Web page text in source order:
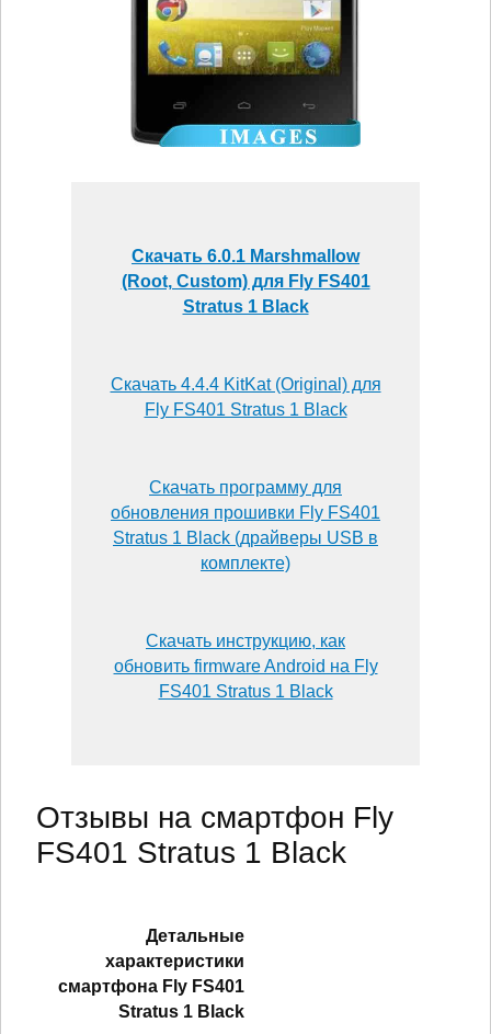
Скачать 6.0.1 Marshmallow
(Root, Custom) для Fly FS401
Stratus 1 Black
Скачать 4.4.4 KitKat (Original) для
Fly FS401 Stratus 1 Black
Скачать программу для
обновления прошивки Fly FS401
Stratus 1 Black (драйверы USB в
комплекте)
Скачать инструкцию, как
обновить firmware Android на Fly
FS401 Stratus 1 Black
Отзывы на смартфон Fly
FS401 Stratus 1 Black
Детальные
характеристики
смартфонa Fly FS401
Stratus 1 Black